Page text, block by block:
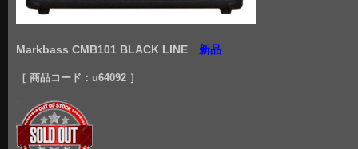
Markbass CMB101 BLACK LINE 新品
［ 商品コード：u64092 ］